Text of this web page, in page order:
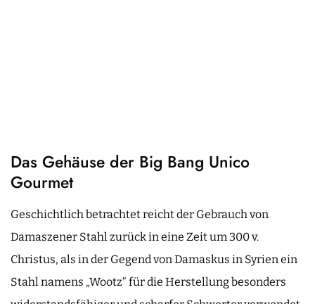
Das Gehäuse der Big Bang Unico
Gourmet
Geschichtlich betrachtet reicht der Gebrauch von
Damaszener Stahl zurück in eine Zeit um 300 v.
Christus, als in der Gegend von Damaskus in Syrien ein
Stahl namens „Wootz“ für die Herstellung besonders